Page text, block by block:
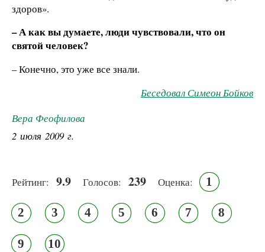
здоров».
– А как вы думаете, люди чувствовали, что он
святой человек?
– Конечно, это уже все знали.
Беседовал Симеон Бойков
Вера Феофилова
2 июля 2009 г.
Рейтинг: 9.9 Голосов: 239 Оценка: 1
2 3 4 5 6 7 8
9 10